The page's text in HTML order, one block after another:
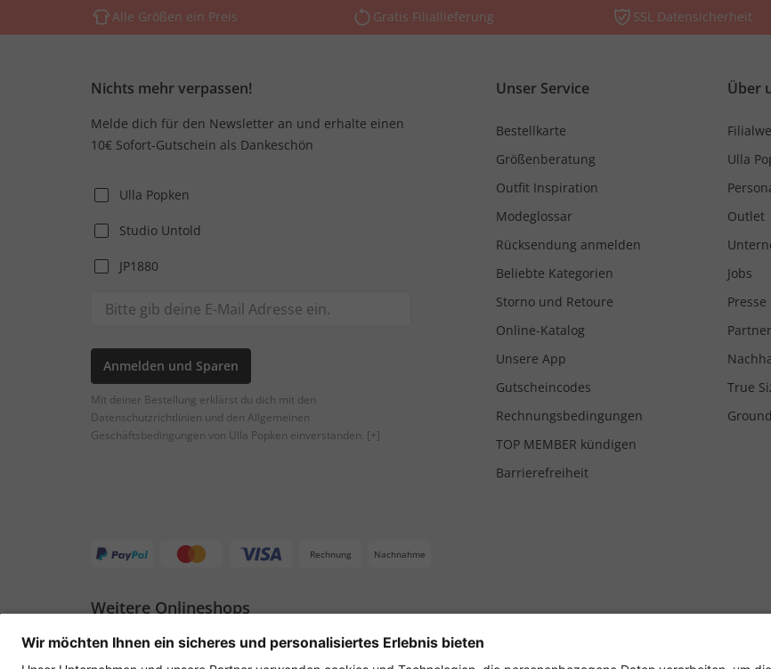
Alle Größen ein Preis Gratis Filiallieferung SSL Datensicherheit
Nichts mehr verpassen!
Melde dich für den Newsletter an und erhalte einen
10€ Sofort-Gutschein als Dankeschön
Ulla Popken
Studio Untold
JP1880
Anmelden und Sparen
Mit deiner Bestellung erklärst du dich mit den
Datenschutzrichtlinien und den Allgemeinen
Geschäftsbedingungen von Ulla Popken einverstanden. [+]
Unser Service
Bestellkarte
Größenberatung
Outfit Inspiration
Modeglossar
Rücksendung anmelden
Beliebte Kategorien
Storno und Retoure
Online-Katalog
Unsere App
Gutscheincodes
Rechnungsbedingungen
TOP MEMBER kündigen
Barrierefreiheit
Über
Ulla
Outlet
Jobs
Presse
True
Rechnung Nachnahme
Weitere Onlineshops
Deutschland